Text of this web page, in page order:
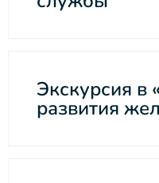
Экскурсия в
развития